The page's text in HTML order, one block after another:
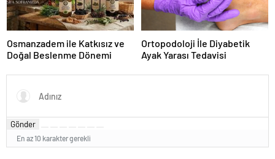
Osmanzadem ile Katkısız ve
Doğal Beslenme Dönemi
Ortopodoloji İle Diyabetik
Ayak Yarası Tedavisi
Gönder
En az 10 karakter gerekli